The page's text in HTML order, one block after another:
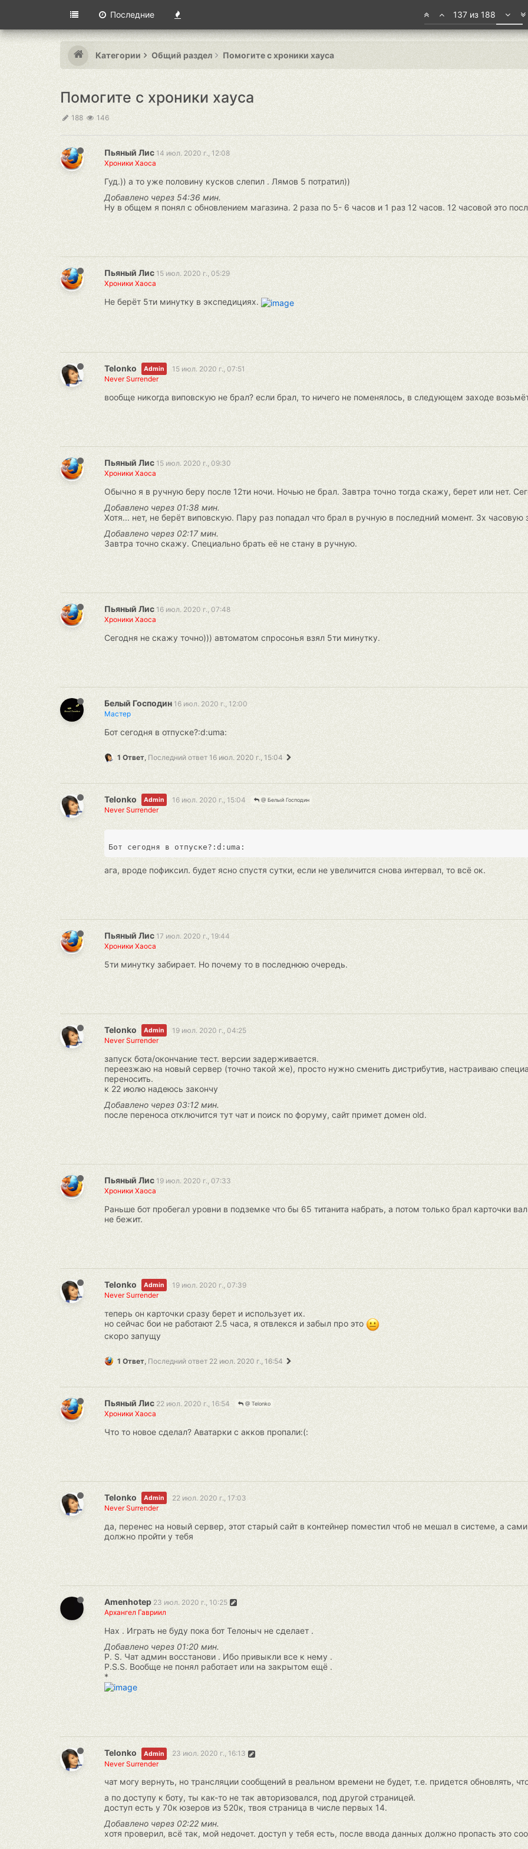
137 из 188
Последние
Категории Общий раздел Помогите с хроники хауса
Помогите с хроники хауса
188 146
Пьяный Лис 14 июл. 2020 г., 12:08
Хроники Хаоса
Гуд.)) а то уже половину кусков слепил . Лямов 5 потратил))
Добавлено через 54:36 мин.
Ну в общем я понял с обновлением магазина. 2 раза по 5- 6 часов и 1 раз 12 часов. 12 часовой это
Пьяный Лис 15 июл. 2020 г., 05:29
Хроники Хаоса
Не берёт 5ти минутку в экспедициях.
Telonko Admin
15 июл. 2020 г., 07:51
Never Surrender
вообще никогда виповскую не брал? если брал, то ничего не поменялось, в следующем заходе
Пьяный Лис 15 июл. 2020 г., 09:30
Хроники Хаоса
Обычно я в ручную беру после 12ти ночи. Ночью не брал. Завтра точно тогда скажу, берет или нет.
Добавлено через 01:38 мин.
Хотя... нет, не берёт виповскую. Пару раз попадал что брал в ручную в последний момент. 3х часовую
Добавлено через 02:17 мин.
Завтра точно скажу. Специально брать её не стану в ручную.
Пьяный Лис 16 июл. 2020 г., 07:48
Хроники Хаоса
Сегодня не скажу точно))) автоматом спросонья взял 5ти минутку.
Белый Господин 16 июл. 2020 г., 12:00
Мастер
Бот сегодня в отпуске?:d:uma:
1 Ответ, Последний ответ 16 июл. 2020 г., 15:04
Telonko Admin 16 июл. 2020 г., 15:04 @ Белый Господин
Never Surrender
Бот сегодня в отпуске? :d :uma
ага, вроде пофиксил. будет ясно спустя сутки, если не увеличится снова интервал, то всё ок.
Пьяный Лис 17 июл. 2020 г., 19:44
Хроники Хаоса
5ти минутку забирает. Но почему то в последнюю очередь.
Telonko Admin
19 июл. 2020 г., 04:25
Never Surrender
запуск бота/окончание тест. версии задерживается.
переезжаю на новый сервер (точно такой же), просто нужно сменить дистрибутив, настраиваю
переносить.
к 22 июлю надеюсь закончу
Добавлено через 03:12 мин.
после переноса отключится тут чат и поиск по форуму, сайт примет домен old.
Пьяный Лис 19 июл. 2020 г., 07:33
Хроники Хаоса
Раньше бот пробегал уровни в подземке что бы 65 титанита набрать, а потом только брал карточки
не бежит.
Telonko Admin
19 июл. 2020 г., 07:39
Never Surrender
теперь он карточки сразу берет и использует их.
но сейчас бои не работают 2.5 часа, я отвлекся и забыл про это
скоро запущу
1 Ответ Последний ответ 22 июл. 2020 г., 16:54
Пьяный Лис 22 июл. 2020 г., 16:54 @ Telonko
Хроники Хаоса
Что то новое сделал? Аватарки с акков пропали:(:
Telonko Admin
22 июл. 2020 г., 17:03
Never Surrender
да, перенес на новый сервер, этот старый сайт в контейнер поместил чтоб не мешал в системе, а
должно пройти у тебя
Amenhotep 23 июл. 2020 г., 10:25
Архангел Гавриил
Нах . Играть не буду пока бот Телоныч не сделает .
Добавлено через 01:20 мин.
P. S. Чат админ восстанови . Ибо привыкли все к нему .
P.S.S. Вообще не понял работает или на закрытом ещё .
*
Telonko Admin
23 июл. 2020 г., 16:13
Never Surrender
чат могу вернуть, но трансляции сообщений в реальном времени не будет, т.е. придется обновлять,
а по доступу к боту, ты как-то не так авторизовался, под другой страницей.
доступ есть у 70к юзеров из 520к, твоя страница в числе первых 14.
Добавлено через 02:22 мин.
хотя проверил, всё так, мой недочет. доступ у тебя есть, после ввода данных должно пропасть это